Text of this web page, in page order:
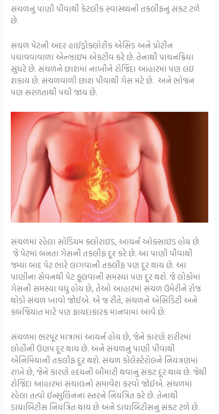
સંચળનું પાણી પીવાથી કેટલીક સ્વાસ્થ્યની તકલીફનું સંકટ ટળે
છે.
સંચળ પેટની અંદર હાઈડ્રોક્લોરીક એસિડ અને પ્રોટીન
પચાવવાવાળા એન્ઝાઇમ એકટીવ કરે છે. તેનાથી પાચનક્રિયા
સુધરે છે. સંચળને છાશમાં નાખીને રોજિંદા આહારમાં પણ લઇ
શકાય છે. સંચળવાળી છાશ પીવાથી ગેસ મટે છે. અને ભોજન
પણ સરળતાથી પચી જાય છે.
સંચળમાં રહેલા સોડિયમ ક્લોરાઇડ, આયર્ન ઓક્સાઇડ હોય છે.
જે પેટમાં બનતા ગેસની તકલીફ દૂર કરે છે. આ પાણી પીવાથી
જમ્યા બાદ પેટ ભારે લાગવાની તકલીફ પણ દૂર થાય છે. આ
પાણીના સેવનથી પેટ ફૂલવાની સમસ્યા પણ દૂર થશે. જે લોકોમાં
ગેસની સમસ્યા વધુ હોય છે, તેઓ આહારમાં સંચળ ઉમેરીને રોજ
થોડો સંચળ ખાવો જોઈએ. એ જ રીતે, સંચળને એસિડિટી અને
કબજિયાત માટે પણ ફાયદાકારક માનવામાં આવે છે.
સંચળમાં ભરપૂર માત્રામાં આયર્ન હોય છે, જેને કારણે શરીરમાં
લોહીની ઉણપ દૂર થાય છે. અને સંચળનું પાણી પીવાથી
એનિમિયાની તકલીફ દૂર થશે. સંચળ કોલેસ્ટેરોલને નિયંત્રણમાં
રાખે છે, જેને કારણે હૃદયની બીમારી થવાનું સંકટ દૂર થાય છે. જેથી
રોજિંદા આહારમાં સંચાલનો સમાવેશ કરવો જોઈએ. સંચળમાં
રહેલા તત્વો ઈન્સુલિનના સ્તરને નિયંત્રિત કરે છે. તેનાથી
ડાયાબિટીસ નિયંત્રિત થાય છે અને ડાયાબિટીસનું સંકટ ટળે છે.